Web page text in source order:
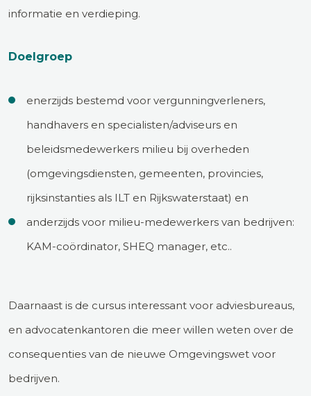
informatie en verdieping.
Doelgroep
enerzijds bestemd voor vergunningverleners,
handhavers en specialisten/adviseurs en
beleidsmedewerkers milieu bij overheden
(omgevingsdiensten, gemeenten, provincies,
rijksinstanties als ILT en Rijkswaterstaat) en
anderzijds voor milieu-medewerkers van bedrijven:
KAM-coördinator, SHEQ manager, etc..
Daarnaast is de cursus interessant voor adviesbureaus,
en advocatenkantoren die meer willen weten over de
consequenties van de nieuwe Omgevingswet voor
bedrijven.